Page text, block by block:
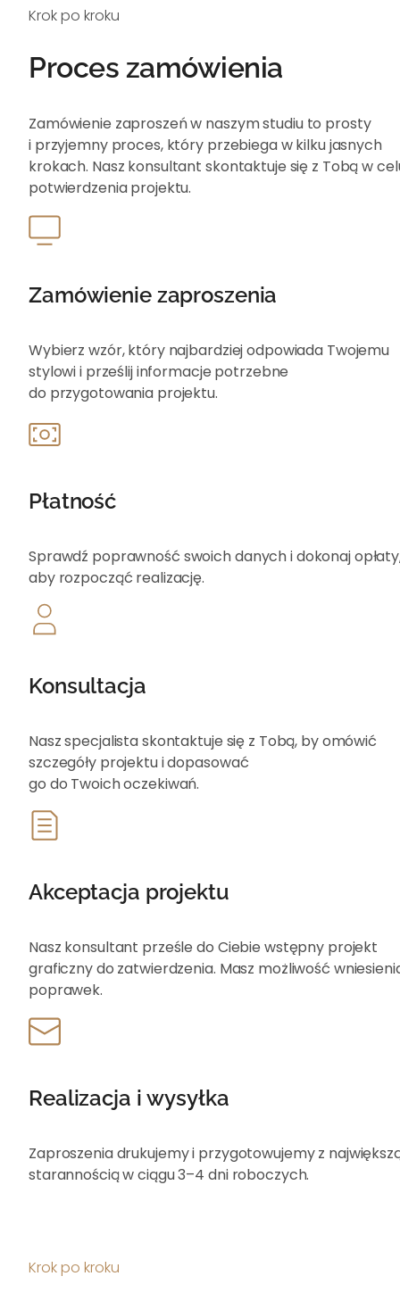
Krok po kroku
Proces zamówienia
Zamówienie zaproszeń w naszym studiu to prosty
i przyjemny proces, który przebiega w kilku jasnych
krokach. Nasz konsultant skontaktuje się z Tobą w
potwierdzenia projektu.
Zamówienie zaproszenia
Wybierz wzór, który najbardziej odpowiada Twojemu
stylowi i prześlij informacje potrzebne
do przygotowania projektu.
Płatność
Sprawdź poprawność swoich danych i dokonaj
aby rozpocząć realizację.
Konsultacja
Nasz specjalista skontaktuje się z Tobą, by omówić
szczegóły projektu i dopasować
go do Twoich oczekiwań.
Akceptacja projektu
Nasz konsultant prześle do Ciebie wstępny projekt
graficzny do zatwierdzenia. Masz możliwość
poprawek.
Realizacja i wysyłka
Zaproszenia drukujemy i przygotowujemy z
starannością w ciągu 3–4 dni roboczych.
Krok po kroku